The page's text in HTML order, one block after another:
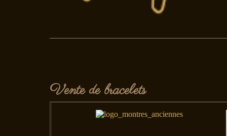
Vente de bracelets